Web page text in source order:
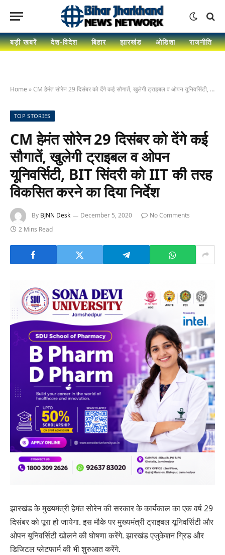
बड़ी खबरें देश-विदेश बिहार झारखंड ओडिशा राजनीति
Home »CM हेमंत सोरेन 29 दिसंबर को देंगे कई सौगातें, खुलेगी ट्राइबल व ओपन यूनिवर्सिटी, BIT सिंदरी को IIT की तरह विकसित करने का दिया निर्देश
TOP STORIES
CM हेमंत सोरेन 29 दिसंबर को देंगे कई
सौगातें, खुलेगी ट्राइबल व ओपन
यूनिवर्सिटी, BIT सिंदरी को IIT की तरह
विकसित करने का दिया निर्देश
By BJNN Desk December 5, 2020
No Comments
2 Mins Read
झारखंड के मुख्यमंत्री हेमंत सोरेन की सरकार के कार्यकाल का एक वर्ष 29
दिसंबर को पूरा हो जायेगा. इस मौके पर मुख्यमंत्री ट्राइबल यूनिवर्सिटी और
ओपन यूनिवर्सिटी खोलने की घोषणा करेंगे. झारखंड एजुकेशन ग्रिड और
डिजिटल प्लेटफार्म की भी शुरुआत करेंगे.